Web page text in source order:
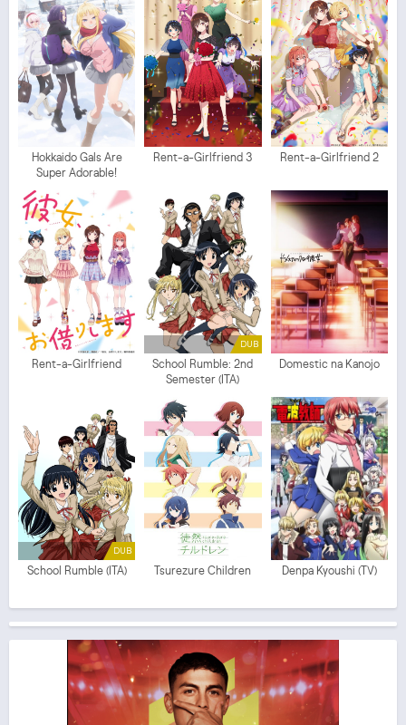
Hokkaido Gals Are
Super Adorable!
Rent-a-Girlfriend 3 Rent-a-Girlfriend 2
Rent-a-Girlfriend
DUB
School Rumble: 2nd
Semester (ITA)
Domestic na Kanojo
DUB
School Rumble (ITA) Tsurezure Children Denpa Kyoushi (TV)